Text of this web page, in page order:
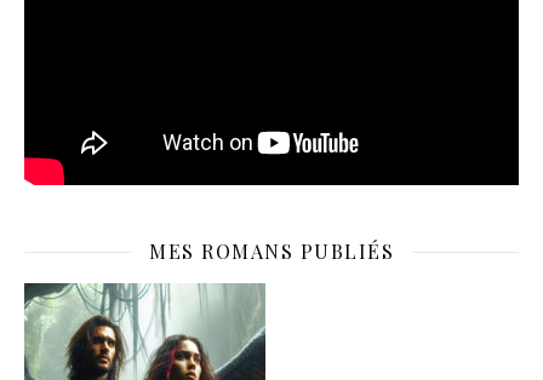
MES ROMANS PUBLIÉS